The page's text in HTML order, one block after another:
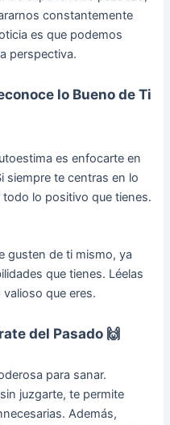
constantemente
es que podemos
perspectiva.
lo Bueno de Ti
es enfocarte en
siempre te centras en lo
lo positivo que tienes.
gusten de ti mismo, ya
que tienes. Léelas
que eres.
del Pasado 🙌
para sanar.
juzgarte, te permite
Además,